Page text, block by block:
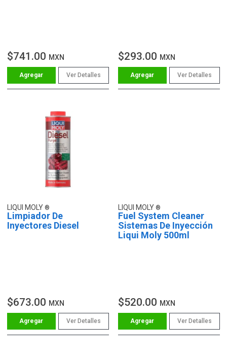
$741.00 MXN
Ver Detalles
$293.00 MXN
Ver Detalles
LIQUI MOLY
Limpiador De
Inyectores Diesel
$673.00 MXN
Ver Detalles
LIQUI MOLY
Fuel System Cleaner
Sistemas De Inyección
Liqui Moly 500ml
$520.00 MXN
Ver Detalles